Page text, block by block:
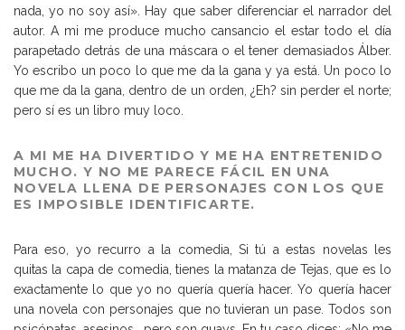
nada, yo no soy así». Hay que saber diferenciar el narrador del
autor. A mi me produce mucho cansancio el estar todo el día
parapetado detrás de una máscara o el tener demasiados Álber.
Yo escribo un poco lo que me da la gana y ya está. Un poco lo
que me da la gana, dentro de un orden, ¿Eh? sin perder el norte;
pero sí es un libro muy loco.
A MI ME HA DIVERTIDO Y ME HA ENTRETENIDO
MUCHO. Y NO ME PARECE FÁCIL EN UNA
NOVELA LLENA DE PERSONAJES CON LOS QUE
ES IMPOSIBLE IDENTIFICARTE.
Para eso, yo recurro a la comedia, Si tú a estas novelas les
quitas la capa de comedia, tienes la matanza de Tejas, que es lo
exactamente lo que yo no quería quería hacer. Yo quería hacer
una novela con personajes que no tuvieran un pase. Todos son